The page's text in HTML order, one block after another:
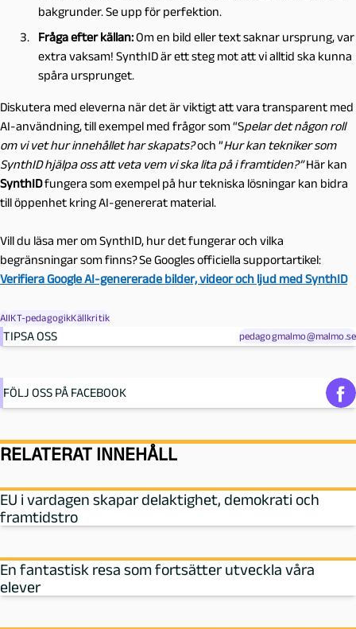
bakgrunder. Se upp för perfektion.
Fråga efter källan:Om en bild eller text saknar ursprung, var
extra vaksam! SynthID är ett steg mot att vi alltid ska kunna
spåra ursprunget.
Diskutera med eleverna när det är viktigt att vara transparent med
AI-användning, till exempel med frågor som “Spelar det någon roll
om vi vet hur innehållet har skapats?och ”Hur kan tekniker som
SynthID hjälpa oss att veta vem vi ska lita på i framtiden?”Här kan
SynthIDfungera som exempel på hur tekniska lösningar kan bidra
till öppenhet kring AI-genererat material.
Vill du läsa mer om SynthID, hur det fungerar och vilka
begränsningar som finns? Se Googles officiella supportartikel:
VerifieraGoogle AI-genererade bilder, videor och ljud med SynthID
AIIKT-pedagogikKällkritik
TIPSA OSS pedagogmalmo@malmo.se
FÖLJ OSS PÅ FACEBOOK
RELATERAT INNEHÅLL
EU i vardagen skapar delaktighet, demokrati och
framtidstro
En fantastisk resa som fortsätter utveckla våra
elever